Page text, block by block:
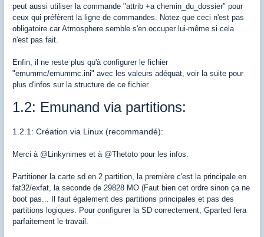
peut aussi utiliser la commande "attrib +a chemin_du_dossier" pour
ceux qui préfèrent la ligne de commandes. Notez que ceci n'est pas
obligatoire car Atmosphere semble s'en occuper lui-même si cela
n'est pas fait.
Enfin, il ne reste plus qu'à configurer le fichier
"emummc/emummc.ini" avec les valeurs adéquat, voir la suite pour
plus d'infos sur la structure de ce fichier.
1.2: Emunand via partitions:
1.2.1: Création via Linux (recommandé):
Merci à @Linkynimes et à @Thetoto pour les infos.
Partitioner la carte sd en 2 partition, la première c'est la principale en
fat32/exfat, la seconde de 29828 MO (Faut bien cet ordre sinon ça ne
boot pas... Il faut également des partitions principales et pas des
partitions logiques. Pour configurer la SD correctement, Gparted fera
parfaitement le travail.